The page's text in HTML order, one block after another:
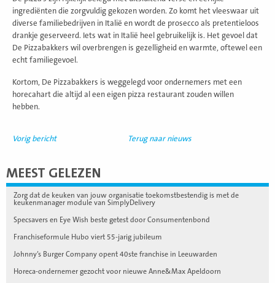
ingrediënten die zorgvuldig gekozen worden. Zo komt het vleeswaar uit
diverse familiebedrijven in Italië en wordt de prosecco als pretentieloos
drankje geserveerd. Iets wat in Italië heel gebruikelijk is. Het gevoel dat
De Pizzabakkers wil overbrengen is gezelligheid en warmte, oftewel een
echt familiegevoel.
Kortom, De Pizzabakkers is weggelegd voor ondernemers met een
horecahart die altijd al een eigen pizza restaurant zouden willen
hebben.
Vorig bericht Terug naar nieuws
MEEST GELEZEN
Zorg dat de keuken van jouw organisatie toekomstbestendig is met de
keukenmanager module van SimplyDelivery
Specsavers en Eye Wish beste getest door Consumentenbond
Franchiseformule Hubo viert 55-jarig jubileum
Johnny’s Burger Company opent 40ste franchise in Leeuwarden
Horeca-ondernemer gezocht voor nieuwe Anne&Max Apeldoorn